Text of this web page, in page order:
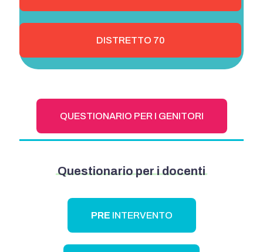
DISTRETTO 70
QUESTIONARIO PER I GENITORI
Questionarioperidocenti
PRE INTERVENTO